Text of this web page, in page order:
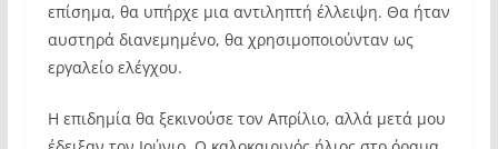
επίσημα, θα υπήρχε μια αντιληπτή έλλειψη. Θα ήταν
αυστηρά διανεμημένο, θα χρησιμοποιούνταν ως
εργαλείο ελέγχου.
Η επιδημία θα ξεκινούσε τον Απρίλιο, αλλά μετά μου